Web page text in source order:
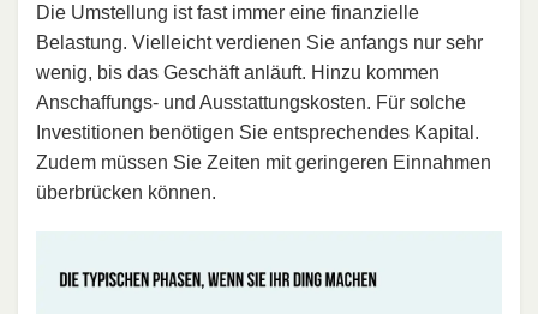
Die Umstellung ist fast immer eine finanzielle
Belastung. Vielleicht verdienen Sie anfangs nur sehr
wenig, bis das Geschäft anläuft. Hinzu kommen
Anschaffungs- und Ausstattungskosten. Für solche
Investitionen benötigen Sie entsprechendes Kapital.
Zudem müssen Sie Zeiten mit geringeren Einnahmen
überbrücken können.